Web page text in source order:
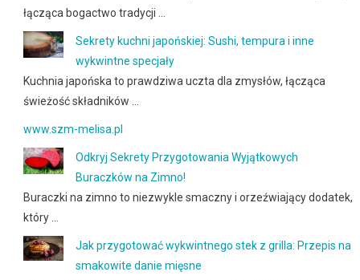
łącząca bogactwo tradycji …
Sekrety kuchni japońskiej: Sushi, tempura i inne
wykwintne specjały
Kuchnia japońska to prawdziwa uczta dla zmysłów, łącząca
świeżość składników …
www.szm-melisa.pl
Odkryj Sekrety Przygotowania Wyjątkowych
Buraczków na Zimno!
Buraczki na zimno to niezwykle smaczny i orzeźwiający dodatek,
który …
Jak przygotować wykwintnego stek z grilla: Przepis na
smakowite danie mięsne